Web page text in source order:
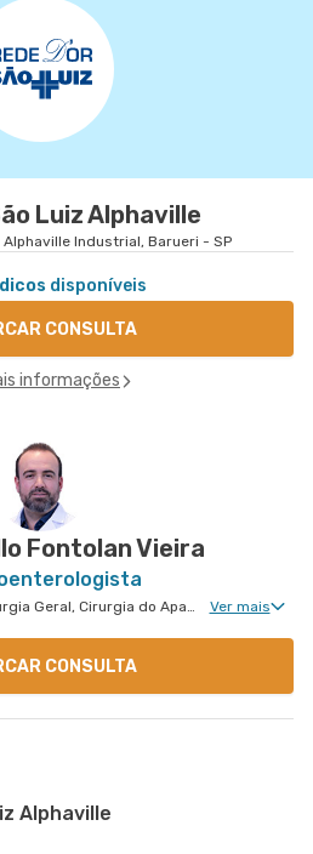
Luiz Alphaville
Industrial, Barueri - SP
disponíveis
CONSULTA
informações
Fontolan Vieira
Gastroenterologia Clinica, Cirurgia Geral, Cirurgia do Aparelho Digestivo, Cirurgia Robótica do Aparelho Digestivo, Cirurgia Robótica Geral, Cirurgia de Fígado, Cirurgia Oncológica, Cirurgia Oncológica do Aparelho Digestivo Ver mais
CONSULTA
Alphaville